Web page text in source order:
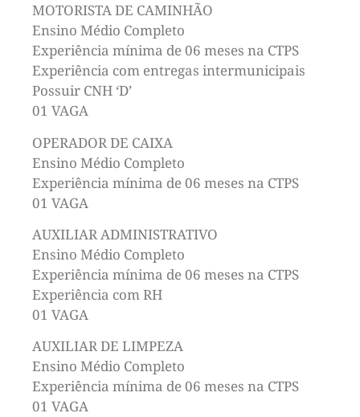
MOTORISTA DE CAMINHÃO
Ensino Médio Completo
Experiência mínima de 06 meses na CTPS
Experiência com entregas intermunicipais
Possuir CNH ‘D’
01 VAGA
OPERADOR DE CAIXA
Ensino Médio Completo
Experiência mínima de 06 meses na CTPS
01 VAGA
AUXILIAR ADMINISTRATIVO
Ensino Médio Completo
Experiência mínima de 06 meses na CTPS
Experiência com RH
01 VAGA
AUXILIAR DE LIMPEZA
Ensino Médio Completo
Experiência mínima de 06 meses na CTPS
01 VAGA